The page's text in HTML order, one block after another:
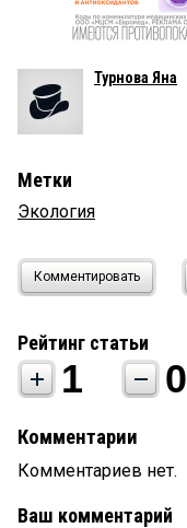
Турнова Яна
Метки
Экология
Комментировать
Рейтинг статьи
1 0
Комментарии
Комментариев нет.
Ваш комментарий